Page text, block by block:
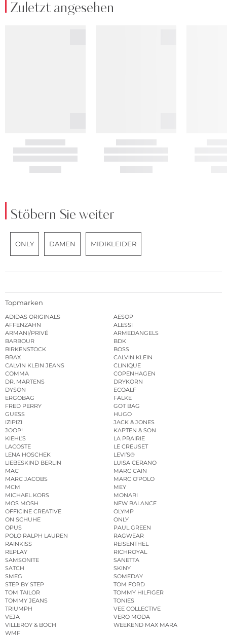
Zuletzt angesehen
Stöbern Sie weiter
ONLY DAMEN MIDIKLEIDER
Topmarken
ADIDAS ORIGINALS
AESOP
AFFENZAHN
ALESSI
ARMANI/PRIVÉ
ARMEDANGELS
BARBOUR
BDK
BIRKENSTOCK
BOSS
BRAX
CALVIN KLEIN
CALVIN KLEIN JEANS
CLINIQUE
COMMA
COPENHAGEN
DR. MARTENS
DRYKORN
DYSON
ECOALF
ERGOBAG
FALKE
FRED PERRY
GOT BAG
GUESS
HUGO
IZIPIZI
JACK & JONES
JOOP!
KAPTEN & SON
KIEHL’S
LA PRAIRIE
LACOSTE
LE CREUSET
LENA HOSCHEK
LEVI’S®
LIEBESKIND BERLIN
LUISA CERANO
MAC
MARC CAIN
MARC JACOBS
MARC O’POLO
MCM
MEY
MICHAEL KORS
MONARI
MOS MOSH
NEW BALANCE
OFFICINE CREATIVE
OLYMP
ON SCHUHE
ONLY
OPUS
PAUL GREEN
POLO RALPH LAUREN
RAGWEAR
RAINKISS
REISENTHEL
REPLAY
RICHROYAL
SAMSONITE
SANETTA
SATCH
SKINY
SMEG
SOMEDAY
STEP BY STEP
TOM FORD
TOM TAILOR
TOMMY HILFIGER
TOMMY JEANS
TONIES
TRIUMPH
VEE COLLECTIVE
VEJA
VERO MODA
VILLEROY & BOCH
WEEKEND MAX MARA
WMF